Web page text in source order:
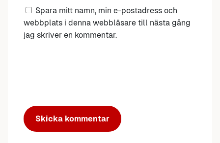
Spara mitt namn, min e-postadress och
webbplats i denna webbläsare till nästa gång
jag skriver en kommentar.